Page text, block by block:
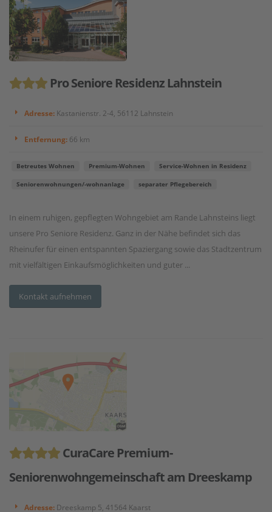
Pro Seniore Residenz Lahnstein
Adresse: Kastanienstr. 2-4, 56112 Lahnstein
Entfernung: 66 km
Betreutes Wohnen Premium-Wohnen Service-Wohnen in Residenz
Seniorenwohnungen/-wohnanlage separater Pflegebereich
In einem ruhigen, gepflegten Wohngebiet am Rande Lahnsteins liegt
unsere Pro Seniore Residenz. Ganz in der Nähe befindet sich das
Rheinufer für einen entspannten Spaziergang sowie das Stadtzentrum
mit vielfältigen Einkaufsmöglichkeiten und guter ...
Kontakt aufnehmen
CuraCare Premium-
Seniorenwohngemeinschaft am Dreeskamp
Adresse: Dreeskamp 5, 41564 Kaarst